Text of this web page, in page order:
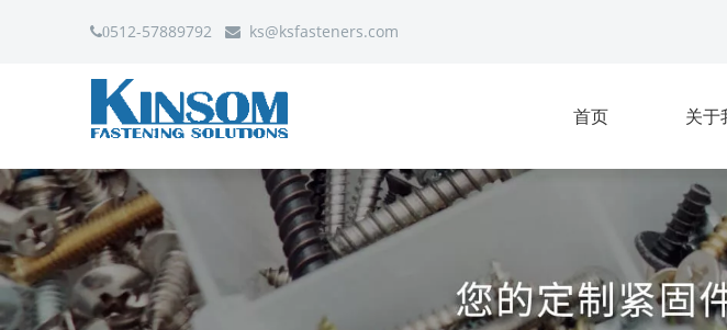
0512-57889792  ks@ksfasteners.com
首页 关于